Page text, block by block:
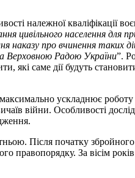
належної кваліфікації
цивільного населення для
наказу про вчинення таких
Верховною Радою України”.
які саме дії будуть
ускладнює
війни. Особливості
Після початку
За вісім